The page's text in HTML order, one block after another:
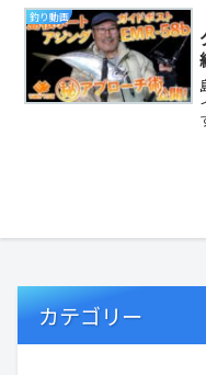
釣り動画
カテゴリー